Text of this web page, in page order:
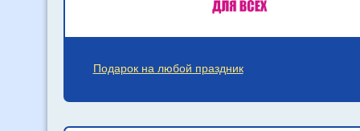
Подарок на любой праздник